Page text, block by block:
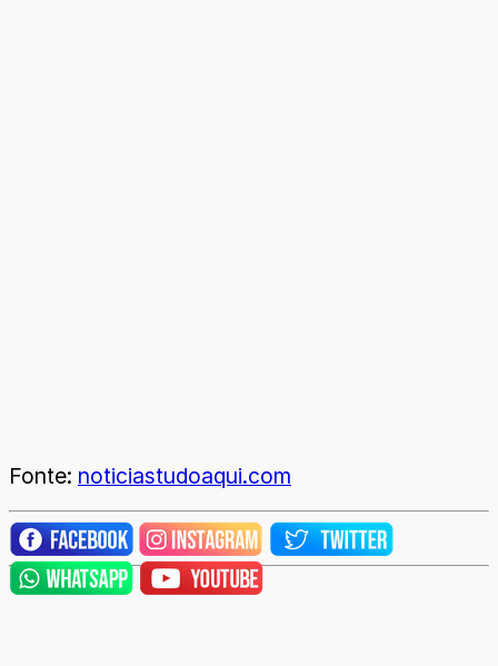
Fonte: noticiastudoaqui.com